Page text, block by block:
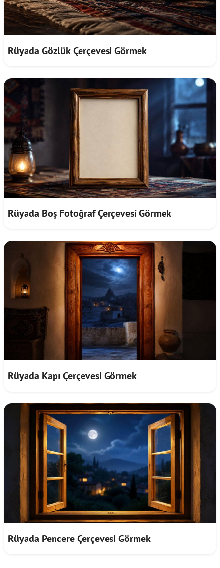
Rüyada Gözlük Çerçevesi Görmek
Rüyada Boş Fotoğraf Çerçevesi Görmek
Rüyada Kapı Çerçevesi Görmek
Rüyada Pencere Çerçevesi Görmek